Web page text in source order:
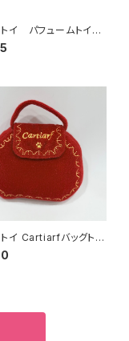
トイ パフュームトイ
1929
ッグトイ
1069